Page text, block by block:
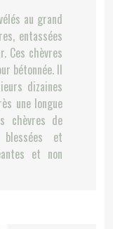
au grand
entassées
Ces chèvres
bétonnée. Il
dizaines
une longue
chèvres de
blessées et
et non